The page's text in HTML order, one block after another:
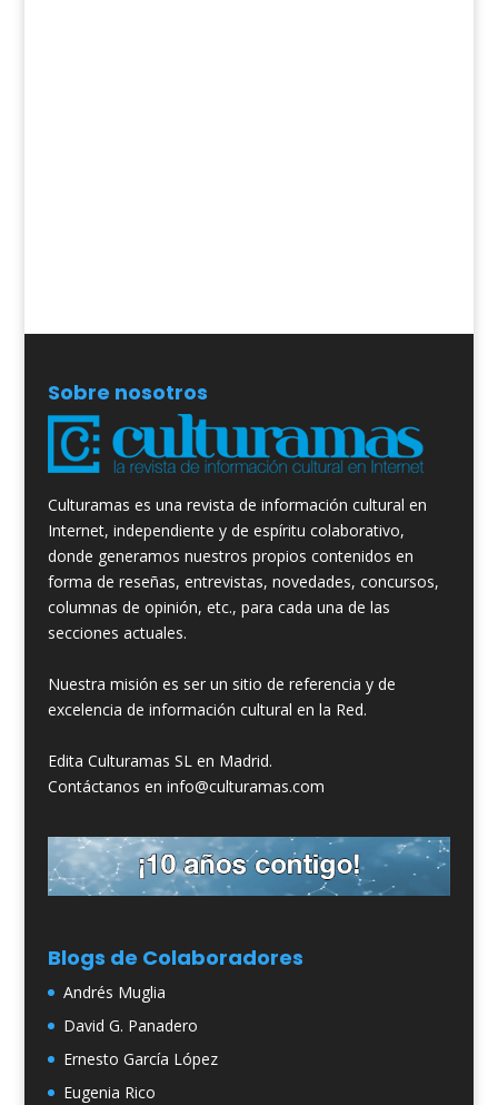
Sobre nosotros
Culturamas es una revista de información cultural en
Internet, independiente y de espíritu colaborativo,
donde generamos nuestros propios contenidos en
forma de reseñas, entrevistas, novedades, concursos,
columnas de opinión, etc., para cada una de las
secciones actuales.
Nuestra misión es ser un sitio de referencia y de
excelencia de información cultural en la Red.
Edita Culturamas SL en Madrid.
Contáctanos en info@culturamas.com
Blogs de Colaboradores
Andrés Muglia
David G. Panadero
Ernesto García López
Eugenia Rico